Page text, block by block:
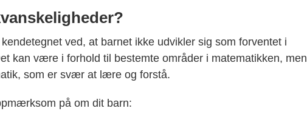
ved, at barnet ikke udvikler sig som forventet i
kan være i forhold til bestemte områder i matematikken, men
som er svær at lære og forstå.
på om dit barn: